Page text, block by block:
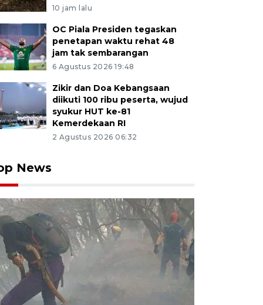
10 jam lalu
OC Piala Presiden tegaskan
penetapan waktu rehat 48
jam tak sembarangan
6 Agustus 2026 19:48
Zikir dan Doa Kebangsaan
diikuti 100 ribu peserta, wujud
syukur HUT ke-81
Kemerdekaan RI
2 Agustus 2026 06:32
News